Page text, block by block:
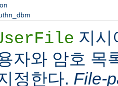
지시
자와 암호 목
정한다. File-